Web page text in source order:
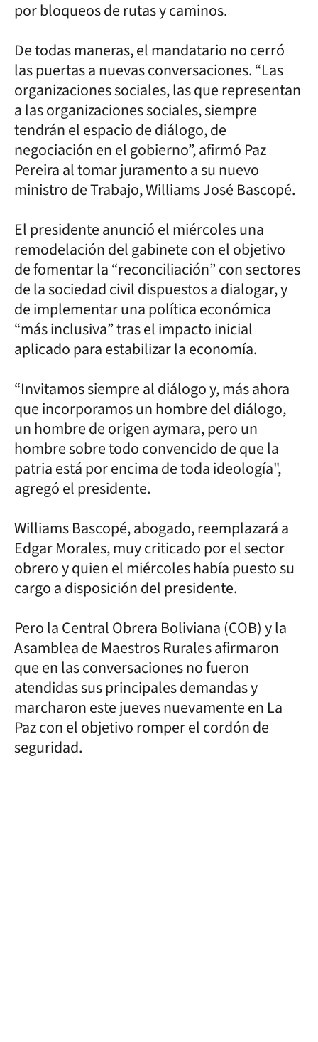
por bloqueos de rutas y caminos.
De todas maneras, el mandatario no cerró
las puertas a nuevas conversaciones. “Las
organizaciones sociales, las que representan
a las organizaciones sociales, siempre
tendrán el espacio de diálogo, de
negociación en el gobierno”, afirmó Paz
Pereira al tomar juramento a su nuevo
ministro de Trabajo, Williams José Bascopé.
El presidente anunció el miércoles una
remodelación del gabinete con el objetivo
de fomentar la “reconciliación” con sectores
de la sociedad civil dispuestos a dialogar, y
de implementar una política económica
“más inclusiva” tras el impacto inicial
aplicado para estabilizar la economía.
“Invitamos siempre al diálogo y, más ahora
que incorporamos un hombre del diálogo,
un hombre de origen aymara, pero un
hombre sobre todo convencido de que la
patria está por encima de toda ideología",
agregó el presidente.
Williams Bascopé, abogado, reemplazará a
Edgar Morales, muy criticado por el sector
obrero y quien el miércoles había puesto su
cargo a disposición del presidente.
Pero la Central Obrera Boliviana (COB) y la
Asamblea de Maestros Rurales afirmaron
que en las conversaciones no fueron
atendidas sus principales demandas y
marcharon este jueves nuevamente en La
Paz con el objetivo romper el cordón de
seguridad.